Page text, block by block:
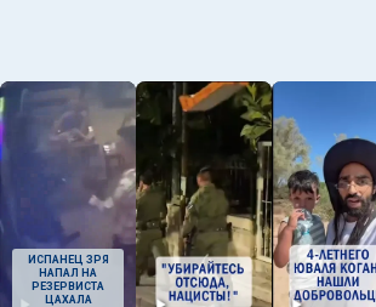
ИСПАНЕЦ ЗРЯ
НАПАЛ НА
РЕЗЕРВИСТА
ЦАХАЛА